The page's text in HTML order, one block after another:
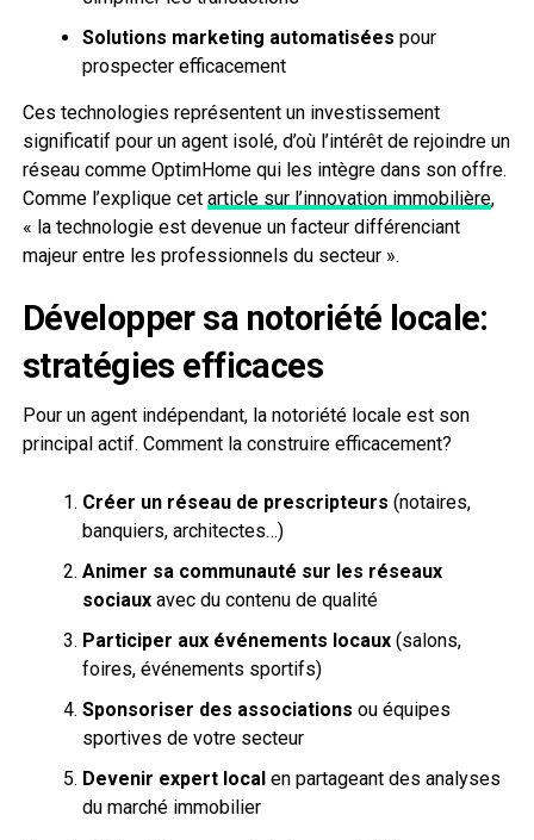
Solutions marketing automatisées pour
prospecter efficacement
Ces technologies représentent un investissement
significatif pour un agent isolé, d’où l’intérêt de rejoindre un
réseau comme OptimHome qui les intègre dans son offre.
Comme l’explique cet article sur l’innovation immobilière,
« la technologie est devenue un facteur différenciant
majeur entre les professionnels du secteur ».
Développer sa notoriété locale:
stratégies efficaces
Pour un agent indépendant, la notoriété locale est son
principal actif. Comment la construire efficacement?
Créer un réseau de prescripteurs (notaires,
banquiers, architectes…)
Animer sa communauté sur les réseaux
sociauxavec du contenu de qualité
Participer aux événements locaux(salons,
foires, événements sportifs)
Sponsoriser des associations ou équipes
sportives de votre secteur
Devenir expert localen partageant des analyses
du marché immobilier